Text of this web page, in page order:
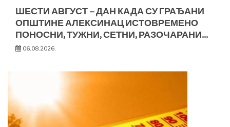
ШЕСТИ АВГУСТ – ДАН КАДА СУ ГРАЂАНИ
ОПШТИНЕ АЛЕКСИНАЦ ИСТОВРЕМЕНО
ПОНОСНИ, ТУЖНИ, СЕТНИ, РАЗОЧАРАНИ…
06.08.2026.